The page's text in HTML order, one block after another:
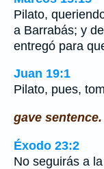
Pilato,
a Barrabás; y
entregó para
Juan 19:1
Pilato, pues,
gave sentence.
Éxodo 23:2
No seguirás a